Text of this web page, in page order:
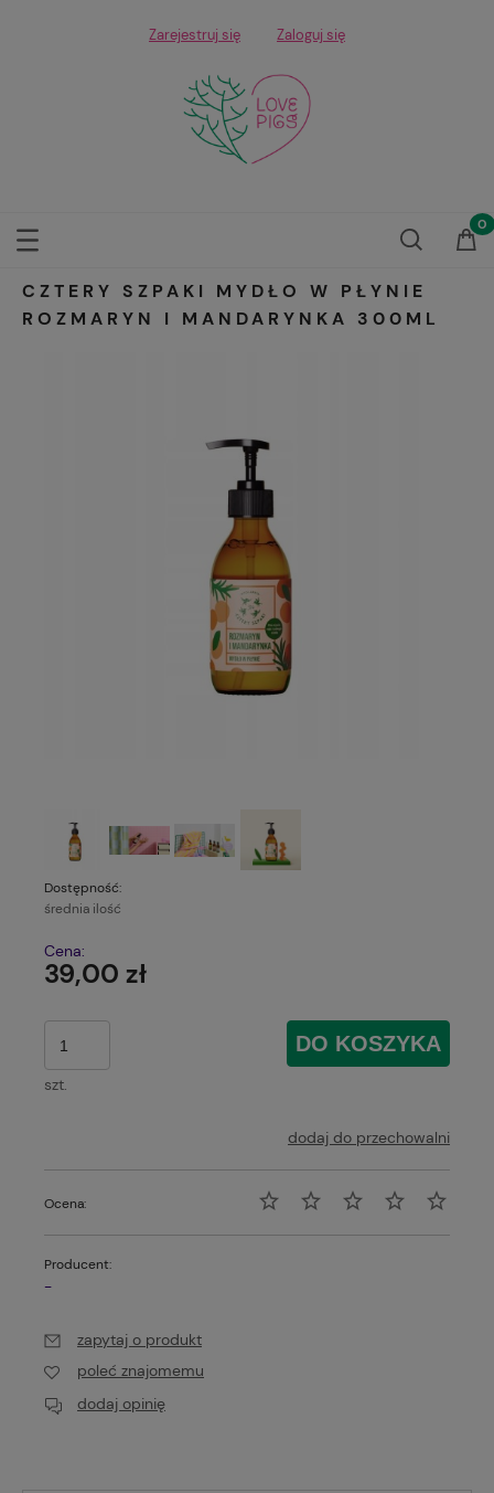
Zarejestruj się Zaloguj się
CZTERY SZPAKI MYDŁO W PŁYNIE
ROZMARYN I MANDARYNKA 300ML
Dostępność:
średnia ilość
Cena:
39,00 zł
szt.
DO KOSZYKA
dodaj do przechowalni
Ocena:
Producent:
-
zapytaj o produkt
poleć znajomemu
dodaj opinię